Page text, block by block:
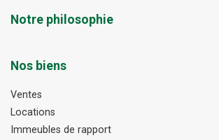
Notre philosophie
Nos biens
Ventes
Locations
Immeubles de rapport